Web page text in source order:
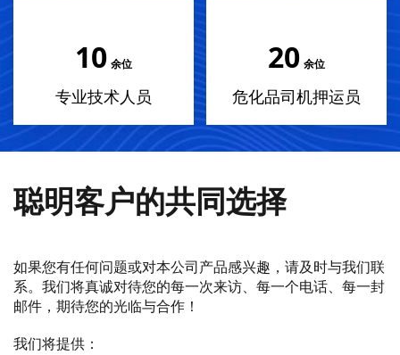
10 余位
专业技术人员
20 余位
危化品司机押运员
聪明客户的共同选择
如果您有任何问题或对本公司产品感兴趣，请及时与我们联
系。我们将真诚对待您的每一次来访、每一个电话、每一封
邮件，期待您的光临与合作！
我们将提供：